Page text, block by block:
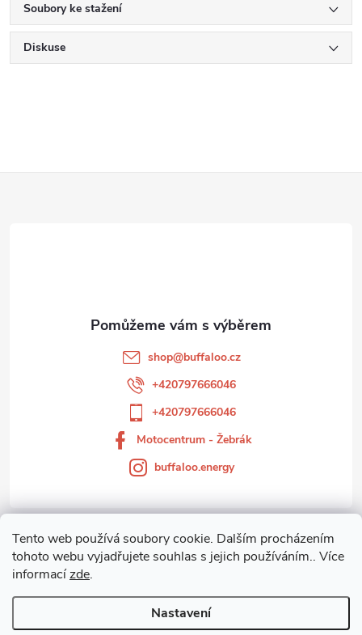
Tento web používá soubory cookie. Dalším procházením
tohoto webu vyjadřujete souhlas s jejich používáním.. Více
informacízde.
Nastavení
Soubory ke stažení
Diskuse
Zákaznický servis
shop@buffaloo.cz
+420797666046
+420797666046
Motocentrum - Žebrák
buffaloo.energy